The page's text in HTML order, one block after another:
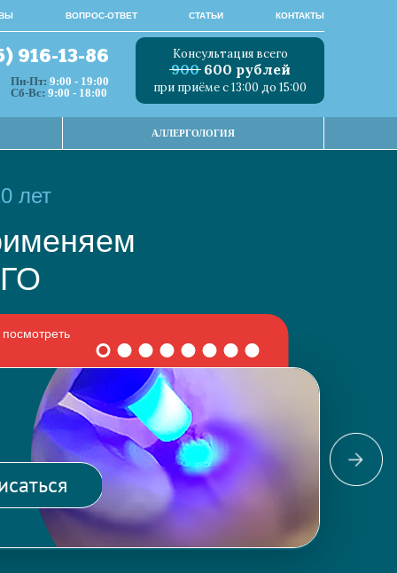
ВОПРОС-ОТВЕТ СТАТЬИ КОНТАКТЫ
916-13-86
Пн-Пт: 9:00 - 19:00
Сб-Вс: 9:00 - 18:00
Консультация всего
900 600 рублей
при приёме с 13:00 до 15:00
АЛЛЕРГОЛОГИЯ
лет
и